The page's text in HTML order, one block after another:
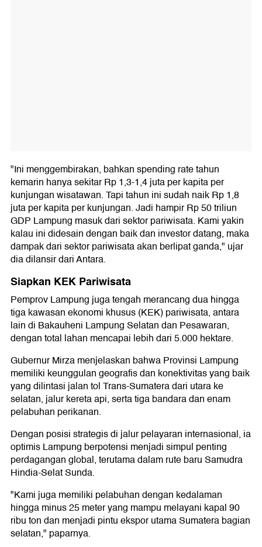
"Ini menggembirakan, bahkan spending rate tahun
kemarin hanya sekitar Rp 1,3-1,4 juta per kapita per
kunjungan wisatawan. Tapi tahun ini sudah naik Rp 1,8
juta per kapita per kunjungan. Jadi hampir Rp 50 triliun
GDP Lampung masuk dari sektor pariwisata. Kami yakin
kalau ini didesain dengan baik dan investor datang, maka
dampak dari sektor pariwisata akan berlipat ganda," ujar
dia dilansir dari Antara.
Siapkan KEK Pariwisata
Pemprov Lampung juga tengah merancang dua hingga
tiga kawasan ekonomi khusus (KEK) pariwisata, antara
lain di Bakauheni Lampung Selatan dan Pesawaran,
dengan total lahan mencapai lebih dari 5.000 hektare.
Gubernur Mirza menjelaskan bahwa Provinsi Lampung
memiliki keunggulan geografis dan konektivitas yang baik
yang dilintasi jalan tol Trans-Sumatera dari utara ke
selatan, jalur kereta api, serta tiga bandara dan enam
pelabuhan perikanan.
Dengan posisi strategis di jalur pelayaran internasional, ia
optimis Lampung berpotensi menjadi simpul penting
perdagangan global, terutama dalam rute baru Samudra
Hindia-Selat Sunda.
"Kami juga memiliki pelabuhan dengan kedalaman
hingga minus 25 meter yang mampu melayani kapal 90
ribu ton dan menjadi pintu ekspor utama Sumatera bagian
selatan," paparnya.